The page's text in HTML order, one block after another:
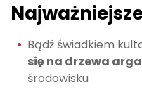
Bądź świadkiem
się na drzewa
środowisku